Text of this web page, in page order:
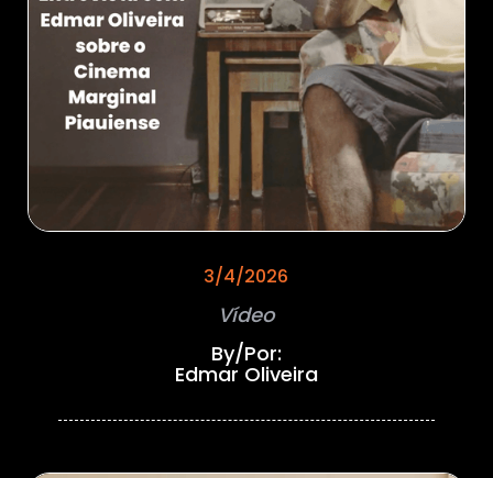
3/4/2026
Vídeo
By/Por:
Edmar Oliveira